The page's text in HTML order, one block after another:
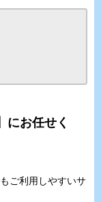
にお任せく
ご利用しやすいサ